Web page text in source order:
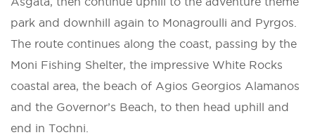
park and downhill again to Monagroulli and Pyrgos.
The route continues along the coast, passing by the
Moni Fishing Shelter, the impressive White Rocks
coastal area, the beach of Agios Georgios Alamanos
and the Governor’s Beach, to then head uphill and
end in Tochni.